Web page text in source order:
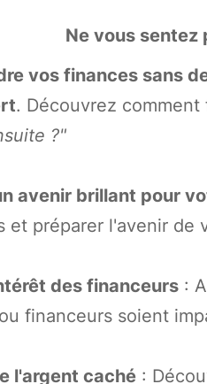
Ne vous sentez
vos finances sans
. Découvrez
?"
avenir brillant pour
et préparer l'avenir de
des financeurs :
financeurs soient
l'argent caché :